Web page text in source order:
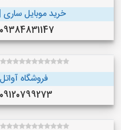
خرید موبایل ساری
09384831147 (ساری)
فروشگاه
09120799273 (تبریز)